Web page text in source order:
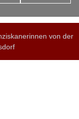
von der